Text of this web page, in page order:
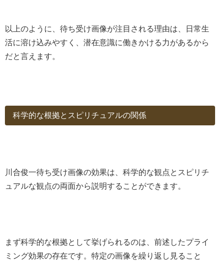
以上のように、待ち受け画像が注目される理由は、日常生
活に溶け込みやすく、潜在意識に働きかける力があるから
だと言えます。
科学的な根拠とスピリチュアルの関係
川合俊一待ち受け画像の効果は、科学的な観点とスピリチ
ュアルな観点の両面から説明することができます。
まず科学的な根拠として挙げられるのは、前述したプライ
ミング効果の存在です。特定の画像を繰り返し見ること